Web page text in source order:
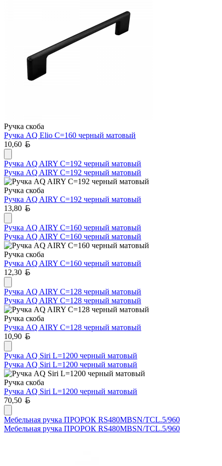
Ручка скоба
Ручка AQ Elio С=160 черный матовый
10,60
Ручка AQ AIRY С=192 черный матовый
Ручка AQ AIRY С=192 черный матовый
Ручка скоба
Ручка AQ AIRY С=192 черный матовый
13,80
Ручка AQ AIRY С=160 черный матовый
Ручка AQ AIRY С=160 черный матовый
Ручка скоба
Ручка AQ AIRY С=160 черный матовый
12,30
Ручка AQ AIRY С=128 черный матовый
Ручка AQ AIRY С=128 черный матовый
Ручка скоба
Ручка AQ AIRY С=128 черный матовый
10,90
Ручка AQ Siri L=1200 черный матовый
Ручка AQ Siri L=1200 черный матовый
Ручка скоба
Ручка AQ Siri L=1200 черный матовый
70,50
Мебельная ручка ПРОРОК RS480MBSN/TCL.5/960
Мебельная ручка ПРОРОК RS480MBSN/TCL.5/960